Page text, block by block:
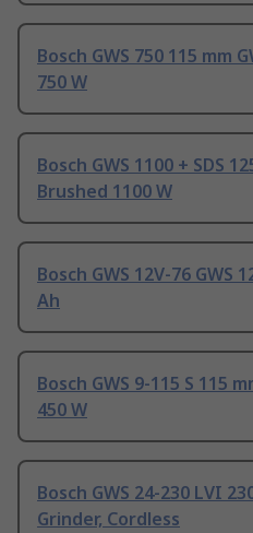
Bosch GWS 750 115 mm
750 W
Bosch GWS 1100 + SDS
Brushed 1100 W
Bosch GWS 12V-76 GWS
Ah
Bosch GWS 9-115 S 115
450 W
Bosch GWS 24-230 LVI
Grinder, Cordless